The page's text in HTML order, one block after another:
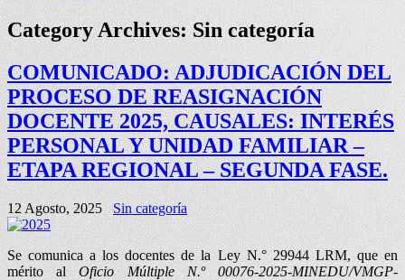
Category Archives:Sin categoría
COMUNICADO: ADJUDICACIÓN DEL
PROCESO DE REASIGNACIÓN
DOCENTE 2025, CAUSALES: INTERÉS
PERSONAL Y UNIDAD FAMILIAR –
ETAPA REGIONAL – SEGUNDA FASE.
12 Agosto, 2025 Sin categoría
Se comunica a los docentes de la Ley N.° 29944 LRM, que en
mérito alOficio Múltiple N.º 00076-2025-MINEDU/VMGP-